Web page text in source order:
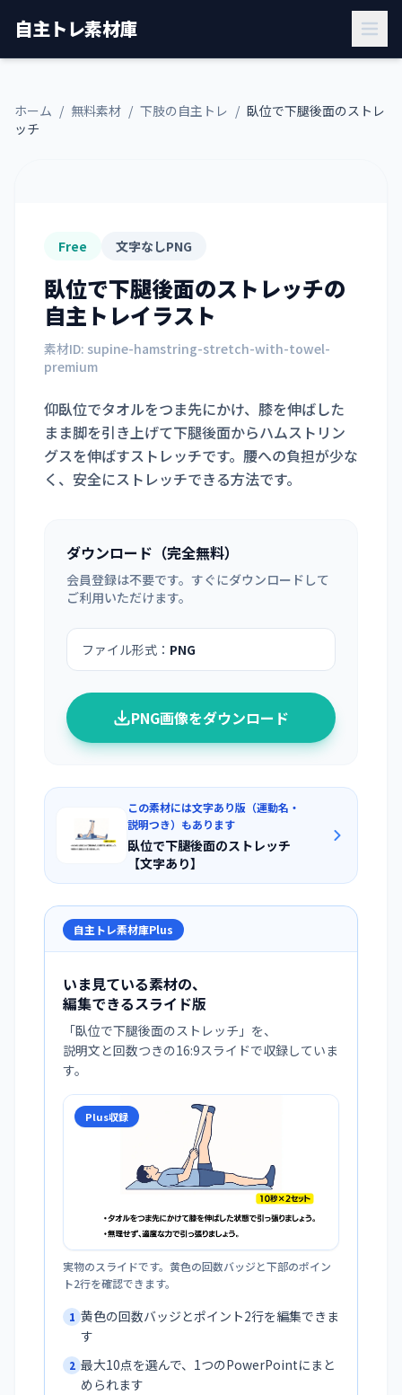
自主トレ素材庫
ホーム / 無料素材 / 下肢の自主トレ / 臥位で下腿後面のストレ
ッチ
Free 文字なしPNG
臥位で下腿後面のストレッチの
自主トレイラスト
素材ID: supine-hamstring-stretch-with-towel-
premium
仰臥位でタオルをつま先にかけ、膝を伸ばした
まま脚を引き上げて下腿後面からハムストリン
グスを伸ばすストレッチです。腰への負担が少な
く、安全にストレッチできる方法です。
ダウンロード（完全無料）
会員登録は不要です。すぐにダウンロードして
ご利用いただけます。
ファイル形式： PNG
PNG画像をダウンロード
この素材には文字あり版（運動名・
説明つき）もあります
臥位で下腿後面のストレッチ
【文字あり】
自主トレ素材庫Plus
いま見ている素材の、
編集できるスライド版
「臥位で下腿後面のストレッチ 」を、
説明文と回数つきの16:9スライドで収録していま
す。
Plus収録
実物のスライドです。黄色の回数バッジと下部のポイン
ト2行を確認できます。
1 黄色の回数バッジとポイント2行を編集できま
す
2 最大10点を選んで、1つのPowerPointにまと
められます